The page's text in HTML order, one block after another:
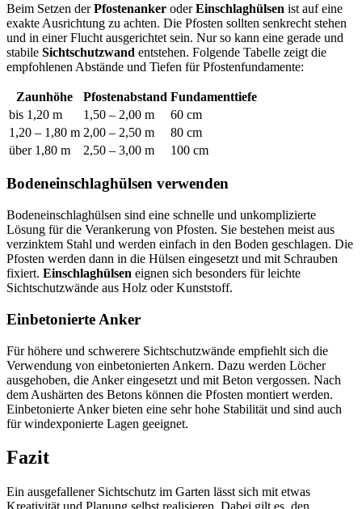
Beim Setzen derPfostenanker oderEinschlaghülsen ist auf eine
exakte Ausrichtung zu achten. Die Pfosten sollten senkrecht stehen
und in einer Flucht ausgerichtet sein. Nur so kann eine gerade und
stabile Sichtschutzwand entstehen. Folgende Tabelle zeigt die
empfohlenen Abstände und Tiefen für Pfostenfundamente:
Zaunhöhe Pfostenabstand Fundamenttiefe
bis 1,20 m
1,50 – 2,00 m
60 cm
1,20 – 1,80 m 2,00 – 2,50 m
80 cm
über 1,80 m
2,50 – 3,00 m 100 cm
Bodeneinschlaghülsen verwenden
Bodeneinschlaghülsen sind eine schnelle und unkomplizierte
Lösung für die Verankerung von Pfosten. Sie bestehen meist aus
verzinktem Stahl und werden einfach in den Boden geschlagen. Die
Pfosten werden dann in die Hülsen eingesetzt und mit Schrauben
fixiert. Einschlaghülsen eignen sich besonders für leichte
Sichtschutzwände aus Holz oder Kunststoff.
Einbetonierte Anker
Für höhere und schwerere Sichtschutzwände empfiehlt sich die
Verwendung von einbetonierten Ankern. Dazu werden Löcher
ausgehoben, die Anker eingesetzt und mit Beton vergossen. Nach
dem Aushärten des Betons können die Pfosten montiert werden.
Einbetonierte Anker bieten eine sehr hohe Stabilität und sind auch
für windexponierte Lagen geeignet.
Fazit
Ein ausgefallener Sichtschutz im Garten lässt sich mit etwas